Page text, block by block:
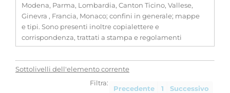
Modena, Parma, Lombardia, Canton Ticino, Vallese,
Ginevra , Francia, Monaco; confini in generale; mappe
e tipi. Sono presenti inoltre copialettere e
corrispondenza, trattati a stampa e regolamenti
Estensioni
-
90 bb.
Sottolivelli dell'elemento corrente
Precedente 1 Successivo
Filtra: